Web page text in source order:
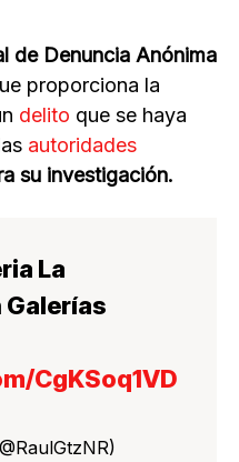
de Denuncia Anónima
proporciona la
delito que se haya
autoridades
su investigación.
La
Galerías
CgKSoq1VD